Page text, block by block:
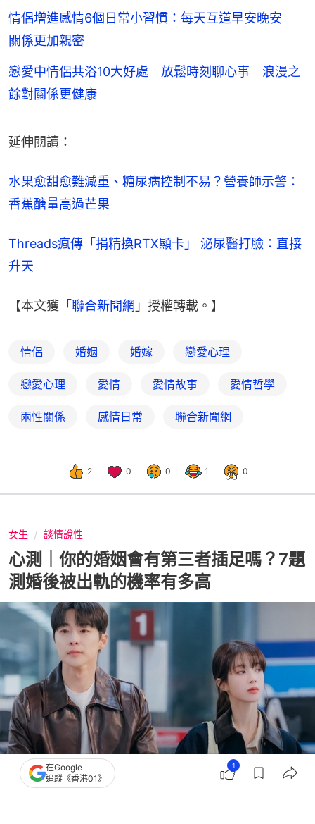
情侶增進感情6個日常小習慣：每天互道早安晚安
關係更加親密
戀愛中情侶共浴10大好處 放鬆時刻聊心事 浪漫之
餘對關係更健康
延伸閱讀：
水果愈甜愈難減重、糖尿病控制不易？營養師示警：
香蕉醣量高過芒果
Threads瘋傳「捐精換RTX顯卡」 泌尿醫打臉：直接
升天
【本文獲「聯合新聞網 」授權轉載。】
情侶 婚姻 婚嫁 戀愛心理
戀愛心理 愛情 愛情故事 愛情哲學
兩性關係 感情日常 聯合新聞網
2 0 0 1 0
女生 談情說性
心測｜你的婚姻會有第三者插足嗎？7題
測婚後被出軌的機率有多高
撰文：星座屋
在Google
追蹤《香港01》
1